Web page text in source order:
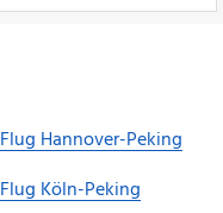
Flug Hannover-Peking
Flug Köln-Peking